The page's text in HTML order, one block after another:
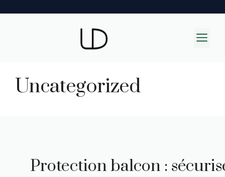
Uncategorized
Protection balcon :